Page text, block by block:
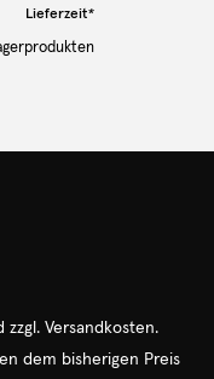
Lieferzeit*
zzgl. Versandkosten.
dem bisherigen Preis